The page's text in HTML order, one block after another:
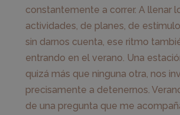
constantemente a correr. A llenar
actividades, de planes, de
sin darnos cuenta, ese ritmo
entrando en el verano. Una
quizá más que ninguna otra, nos
precisamente a detenernos.
de una pregunta que me